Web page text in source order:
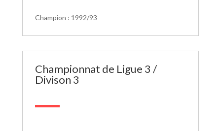
Champion : 1992/93
Championnat de Ligue 3 /
Divison 3